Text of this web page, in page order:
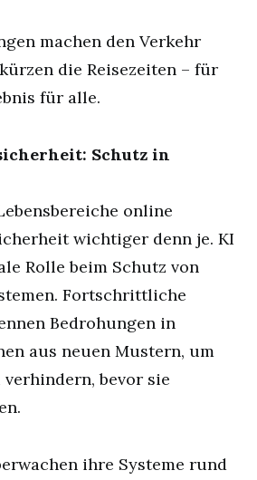
machen den Verkehr
die Reisezeiten – für
für alle.
Schutz in
online
wichtiger denn je. KI
Rolle beim Schutz von
Fortschrittliche
Bedrohungen in
aus neuen Mustern, um
bevor sie
ihre Systeme rund